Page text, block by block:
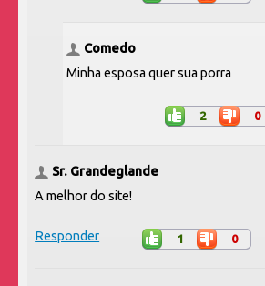
Comedo
Minha esposa quer sua porra
2 0
Sr. Grandeglande
A melhor do site!
Responder 1 0